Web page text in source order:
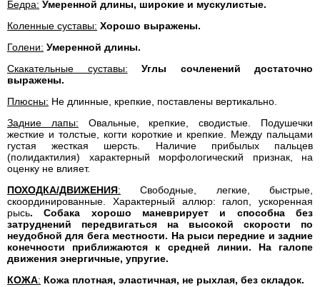
Бедра: Умеренной длины, широкие и мускулистые.
Коленные суставы: Хорошо выражены.
Голени: Умеренной длины.
Скакательные суставы:
Углы сочленений достаточно
выражены.
Плюсны: Не длинные, крепкие, поставлены вертикально.
Задние лапы: Овальные, крепкие, сводистые. Подушечки
жесткие и толстые, когти короткие и крепкие. Между пальцами
густая жесткая шерсть. Наличие прибылых пальцев
(полидактилия) характерный морфологический признак, на
оценку не влияет.
ПОХОДКА/ДВИЖЕНИЯ: Свободные, легкие, быстрые,
скоординированные. Характерный аллюр: галоп, ускоренная
рысь. Собака хорошо маневрирует и способна без
затруднений передвигаться на высокой скорости по
неудобной для бега местности. На рыси передние и задние
конечности приближаются к средней линии. На галопе
движения энергичные, упругие.
КОЖА: Кожа плотная, эластичная, не рыхлая, без складок.